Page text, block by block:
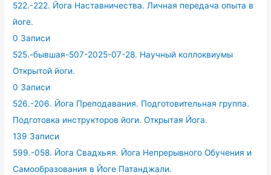
522.-222. Йога Наставничества. Личная передача опыта в
йоге.
0 Записи
525.-бывшая-507-2025-07-28. Научный коллоквиумы
Открытой йоги.
0 Записи
526.-206. Йога Преподавания. Подготовительная группа.
Подготовка инструкторов йоги. Открытая Йога.
139 Записи
599.-058. Йога Свадхьяя. Йога Непрерывного Обучения и
Самообразования в Йоге Патанджали.